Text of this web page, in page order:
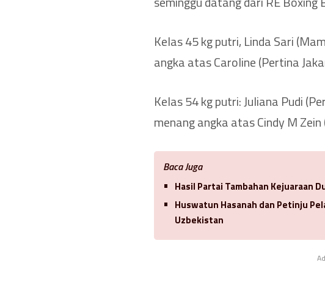
Kelas 45 kg putri, Linda Sari
angka atas Caroline (Pertina
Kelas 54 kg putri: Juliana Pudi
menang angka atas Cindy M Zein
Baca Juga
Hasil Partai Tambahan Kejuaraan
Huswatun Hasanah dan Petinju
Uzbekistan